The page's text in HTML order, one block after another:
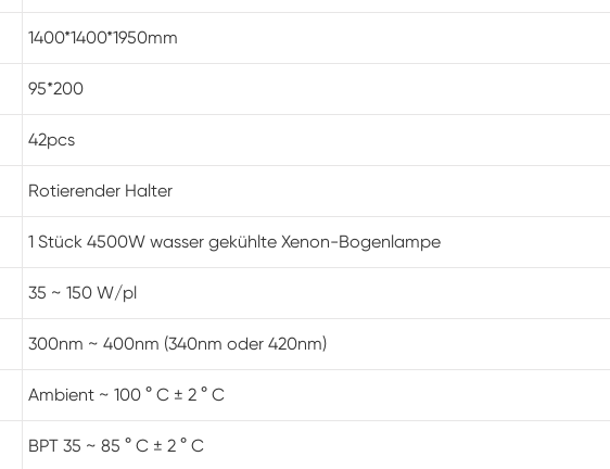
Konstanter Niedrig temperatur schrank
Tauwetter kammer einfrieren
Explosions geschützte Test kammer
PV-Prüf kammer
Labor prüf kammer
PV-Umweltkammer
1400*1400*1950mm
95*200
42pcs
Rotierender Halter
1 Stück 4500W wasser gekühlte Xenon-Bogenlampe
35 ~ 150 W/pl
300nm ~ 400nm (340nm oder 420nm)
Ambient ~ 100 ° C ± 2 ° C
BPT 35 ~ 85 ° C ± 2 ° C